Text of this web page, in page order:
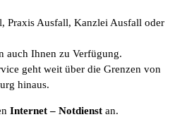
Praxis Ausfall, Kanzlei Ausfall oder
auch Ihnen zu Verfügung.
geht weit über die Grenzen von
hinaus.
Internet– Notdienst an.